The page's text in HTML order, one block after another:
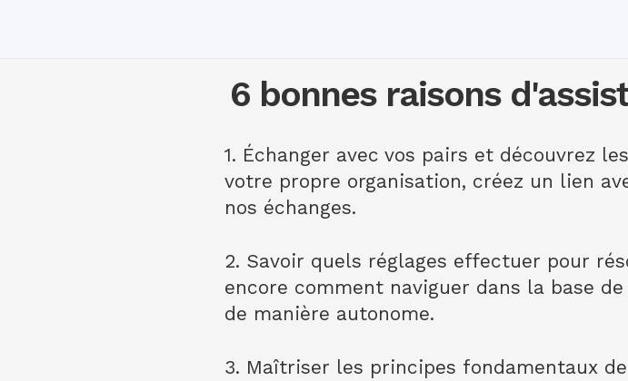
6 bonnes raisons
1. Échanger avec vos pairs et découvrez
votre propre organisation, créez un lien
nos échanges.
2. Savoir quels réglages effectuer pour
encore comment naviguer dans la base
de manière autonome.
3. Maîtriser les principes fondamentaux